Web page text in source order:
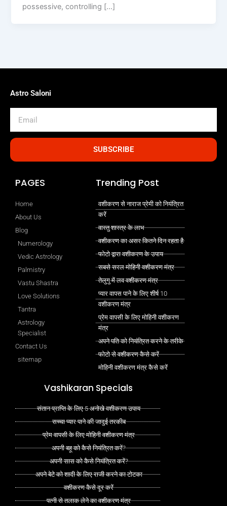
possessive, controlling […]
Astro Saloni
SUBSCRIBE
PAGES
Home
About Us
Blog
Numerology
Vedic Astrology
Palmistry
Vastu Shastra
Love Solutions
Tantra
Astrology
Specialist
Contact Us
sitemap
Trending Post
वशीकरण से नाराज प्रेमी को नियंत्रित
करें
वास्तु शास्त्र के लाभ
वशीकरण का असर कितने दिन रहता है
फोटो द्वारा वशीकरण के उपाय
सबसे सरल मोहिनी वशीकरण मंत्र
तेलुगु में लव वशीकरण मंत्र
प्यार वापस पाने के लिए शीर्ष 10
वशीकरण मंत्र
प्रेम वापसी के लिए मोहिनी वशीकरण
मंत्र
अपने पति को नियंत्रित करने के तरीके
फोटो से वशीकरण कैसे करें
मोहिनी वशीकरण मंत्र कैसे करें
Vashikaran Specials
संतान प्राप्ति के लिए 5 अनोखे वशीकरण उपाय
सच्चा प्यार पाने की जादुई तरकीब
प्रेम वापसी के लिए मोहिनी वशीकरण मंत्र
अपनी बहू को कैसे नियंत्रित करें?
अपनी सास को कैसे नियंत्रित करें?
अपने बेटे को शादी के लिए राजी करने का टोटका
वशीकरण कैसे दूर करें
पत्नी से तलाक लेने का वशीकरण मंत्र